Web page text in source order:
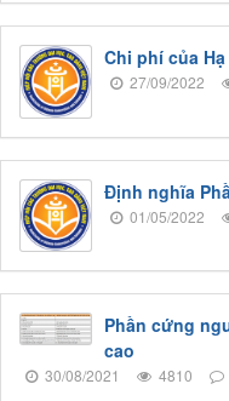
Chi phí của
27/09/2022
Định nghĩa
01/05/2022
Phần cứng
cao
30/08/2021 4810